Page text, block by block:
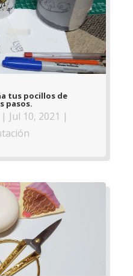
tus pocillos de
pasos.
| Jul 10, 2021 |